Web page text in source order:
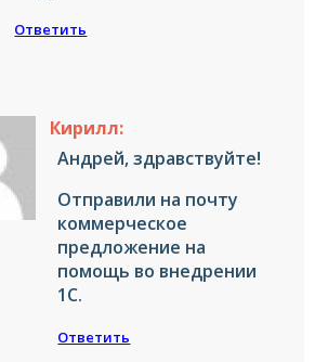
Ответить
Кирилл:
Андрей, здравствуйте!
Отправили на почту
коммерческое
предложение на
помощь во внедрении
1С.
Ответить